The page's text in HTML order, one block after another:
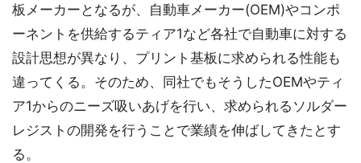
板メーカーとなるが、自動車メーカー(OEM)やコンポ
ーネントを供給するティア1など各社で自動車に対する
設計思想が異なり、プリント基板に求められる性能も
違ってくる。そのため、同社でもそうしたOEMやティ
ア1からのニーズ吸いあげを行い、求められるソルダー
レジストの開発を行うことで業績を伸ばしてきたとす
る。